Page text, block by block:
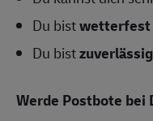
Du bistwetterfest
Du bistzuverlässig
Werde Postbote bei